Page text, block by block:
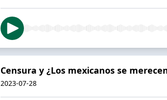
Censura y ¿Los mexicanos se
2023-07-28